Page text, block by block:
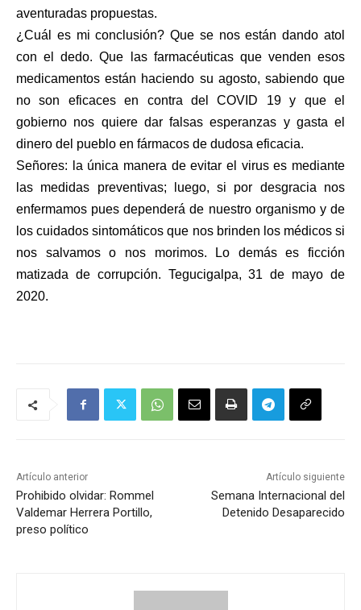
aventuradas propuestas.
¿Cuál es mi conclusión? Que se nos están dando atol
con el dedo. Que las farmacéuticas que venden esos
medicamentos están haciendo su agosto, sabiendo que
no son eficaces en contra del COVID 19 y que el
gobierno nos quiere dar falsas esperanzas y gasta el
dinero del pueblo en fármacos de dudosa eficacia.
Señores: la única manera de evitar el virus es mediante
las medidas preventivas; luego, si por desgracia nos
enfermamos pues dependerá de nuestro organismo y de
los cuidados sintomáticos que nos brinden los médicos si
nos salvamos o nos morimos. Lo demás es ficción
matizada de corrupción. Tegucigalpa, 31 de mayo de
2020.
Artículo anterior
Prohibido olvidar: Rommel
Valdemar Herrera Portillo,
preso político
Artículo siguiente
Semana Internacional del
Detenido Desaparecido